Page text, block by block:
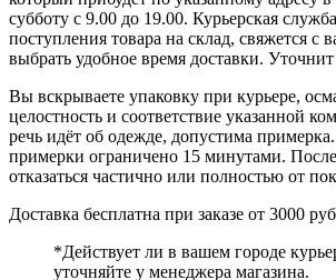
субботу с 9.00 до 19.00. Курьерская
поступления товара на склад, свяжется с
выбрать удобное время доставки. Уточнит
Вы вскрываете упаковку при курьере,
целостность и соответствие указанной
речь идёт об одежде, допустима
примерки ограничено 15 минутами.
отказаться частично или полностью от
Доставка бесплатна при заказе от 3000
*Действует ли в вашем городе
уточняйте у менеджера магазина.